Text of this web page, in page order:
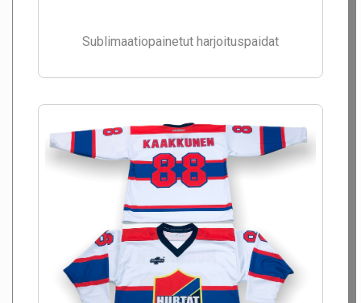
Sublimaatiopainetut harjoituspaidat